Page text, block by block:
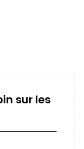
sur les